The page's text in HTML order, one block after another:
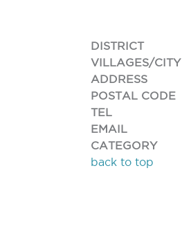
DISTRICT
VILLAGES/CITY
ADDRESS
POSTAL CODE
TEL
EMAIL
CATEGORY
back to top